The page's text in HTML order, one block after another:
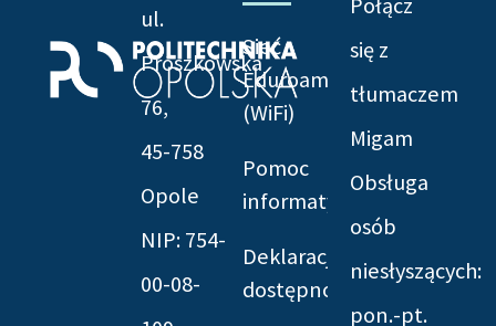
ul.
Prószkowska
76,
45-758
Opole
NIP: 754-
00-08-
Sieć
Eduroam
(WiFi)
Pomoc
informatyczna
Deklaracja
dostępności
się z
tłumaczem
Migam
Obsługa
osób
niesłyszących:
pon.-pt.